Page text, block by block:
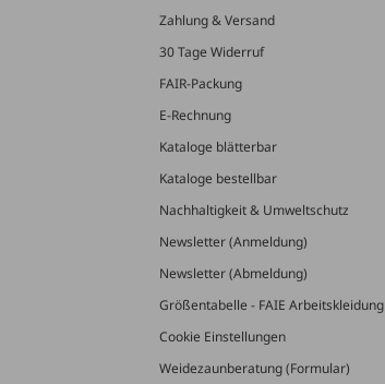
Zahlung & Versand
30 Tage Widerruf
FAIR-Packung
E-Rechnung
Kataloge blätterbar
Kataloge bestellbar
Nachhaltigkeit & Umweltschutz
Newsletter (Anmeldung)
Newsletter (Abmeldung)
Größentabelle - FAIE Arbeitskleidung
Cookie Einstellungen
Weidezaunberatung (Formular)